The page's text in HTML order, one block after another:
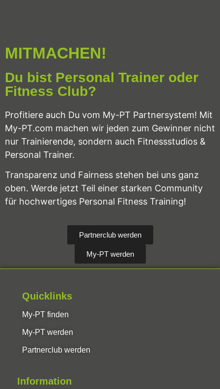
MITMACHEN!
Du bist Personal Trainer oder
Fitness Club?
Profitiere auch Du vom My-PT Partnersystem! Mit
My-PT.com machen wir jeden zum Gewinner nicht
nur Trainierende, sondern auch Fitnessstudios &
Personal Trainer.
Transparenz und Fairness stehen bei uns ganz
oben. Werde jetzt Teil einer starken Community
für hochwertiges Personal Fitness Training!
Partnerclub werden
My-PT werden
Quicklinks
My-PT finden
My-PT werden
Partnerclub werden
Information